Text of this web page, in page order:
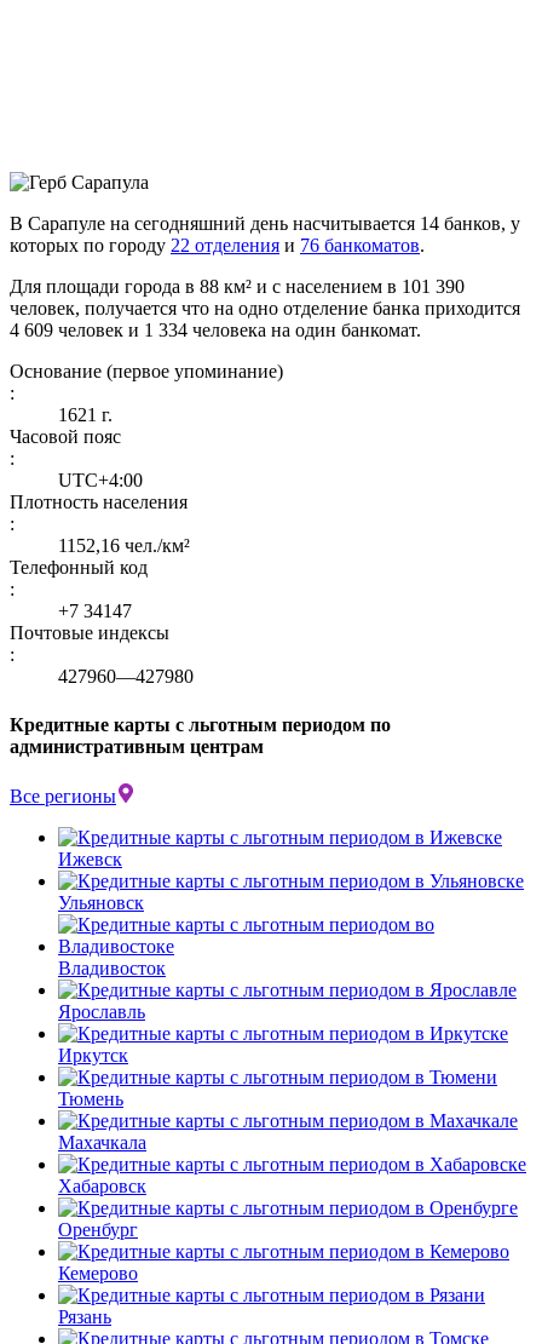
В Сарапуле на сегодняшний день насчитывается 14 банков, у
которых по городу 22 отделения и 76 банкоматов.
Для площади города в 88 км² и с населением в 101 390
человек, получается что на одно отделение банка приходится
4 609 человек и 1 334 человека на один банкомат.
Основание (первое упоминание)
:
1621 г.
Часовой пояс
:
UTC+4:00
Плотность населения
:
1152,16 чел./км²
Телефонный код
:
+7 34147
Почтовые индексы
:
427960—427980
Кредитные карты с льготным периодом по
административным центрам
Все регионы
Ижевск
Ульяновск
Владивосток
Ярославль
Иркутск
Тюмень
Махачкала
Хабаровск
Оренбург
Кемерово
Рязань